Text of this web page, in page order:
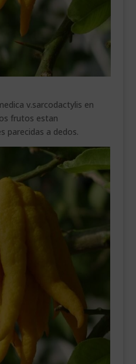
v.sarcodactylis en
frutos estan
parecidas a dedos.